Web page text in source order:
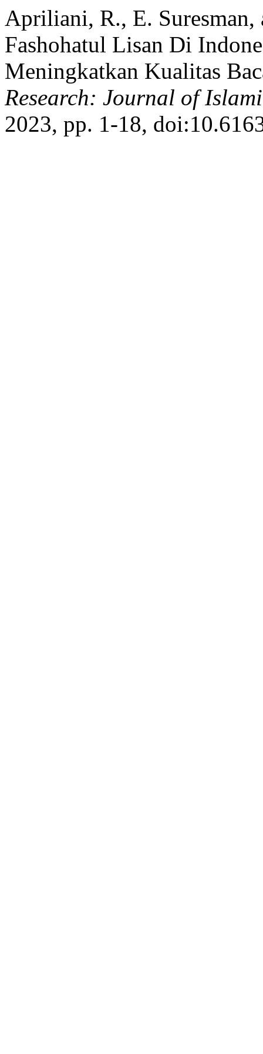
Apriliani, R., E. Suresman,
Fashohatul Lisan Di
Meningkatkan Kualitas
Research: Journal of
2023, pp. 1-18,